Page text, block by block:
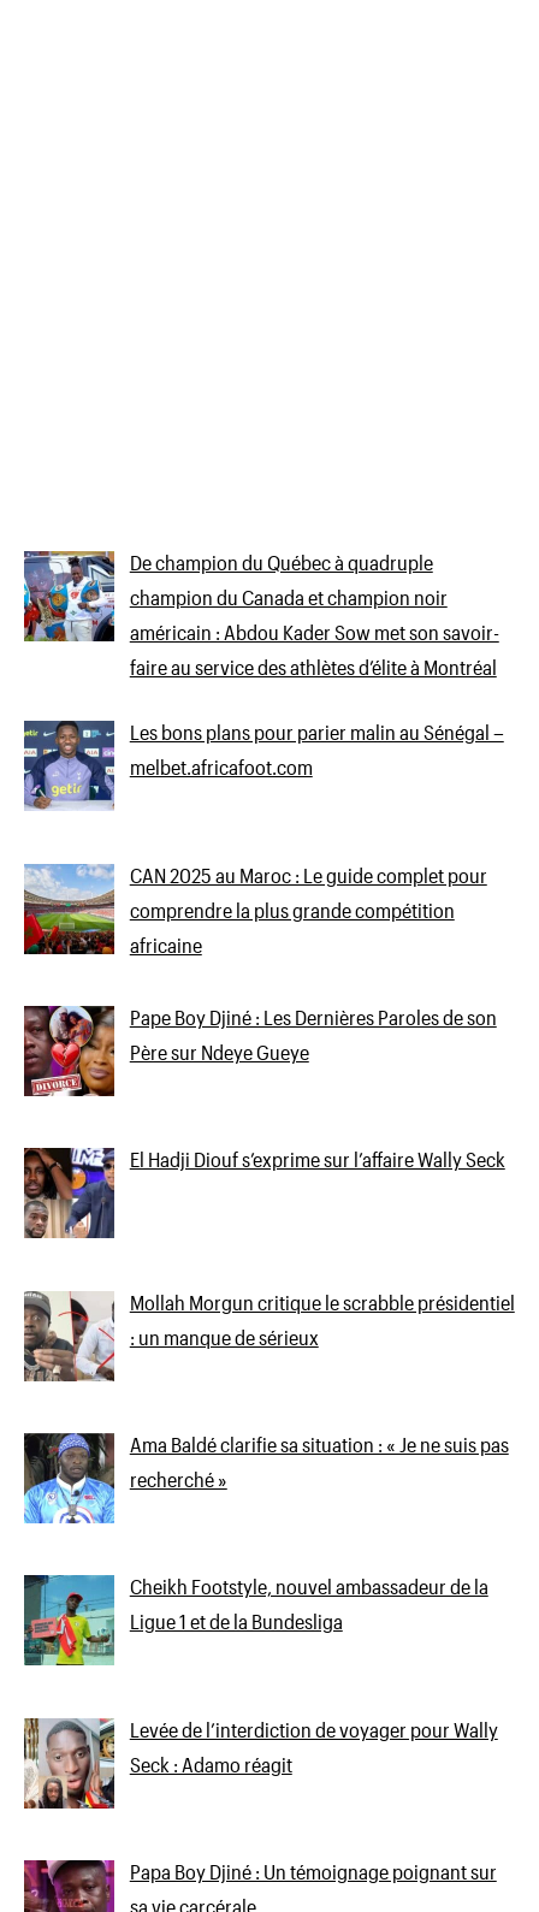
De champion du Québec à quadruple
champion du Canada et champion noir
américain : Abdou Kader Sow met son savoir-
faire au service des athlètes d’élite à Montréal
Les bons plans pour parier malin au Sénégal –
melbet.africafoot.com
CAN 2025 au Maroc : Le guide complet pour
comprendre la plus grande compétition
africaine
Pape Boy Djiné : Les Dernières Paroles de son
Père sur Ndeye Gueye
El Hadji Diouf s’exprime sur l’affaire Wally Seck
Mollah Morgun critique le scrabble présidentiel
: un manque de sérieux
Ama Baldé clarifie sa situation : « Je ne suis pas
recherché »
Cheikh Footstyle, nouvel ambassadeur de la
Ligue 1 et de la Bundesliga
Levée de l’interdiction de voyager pour Wally
Seck : Adamo réagit
Papa Boy Djiné : Un témoignage poignant sur
sa vie carcérale